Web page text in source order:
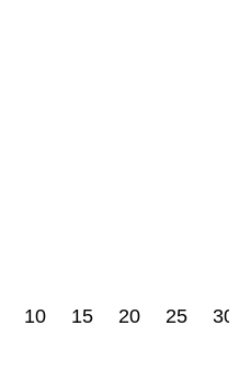
10 15 20 25 30